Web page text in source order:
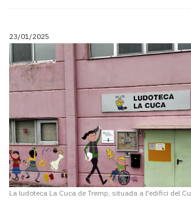
23/01/2025
La ludoteca La Cuca de Tremp, situada a l'edifici del